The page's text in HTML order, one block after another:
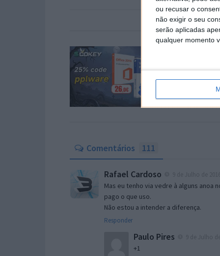
ou recusar o
não exigir o seu
serão aplicadas
qualquer momento
Comentários 111
Rafael Cardoso
Mas eu tenho via vedre à alguns anoa
pago o que uso.
Não estou a intender a diferença.
Responder
Paulo Pires
+1